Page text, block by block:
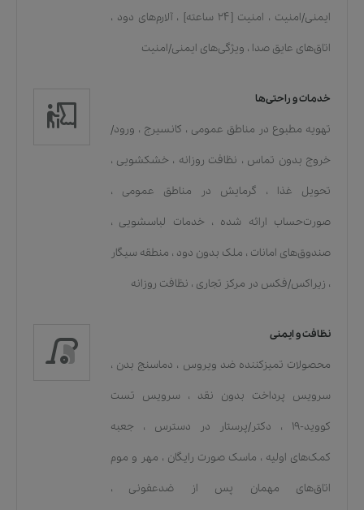
ایمنی/امنیت ، امنیت [۲۴ ساعته] ، آلارم‌های دود ،
اتاق‌های عایق صدا ، ویژگی‌های ایمنی/امنیت
خدمات و راحتی‌ها
تهویه مطبوع در مناطق عمومی ، کانسیرج ، ورود/
خروج بدون تماس ، نظافت روزانه ، خشکشویی ،
تحویل غذا ، گرمایش در مناطق عمومی ،
صورت‌حساب ارائه شده ، خدمات لباسشویی ،
صندوق‌های امانات ، ملک بدون دود ، منطقه سیگار
، زیراکس/فکس در مرکز تجاری ، نظافت روزانه
نظافت و ایمنی
محصولات تمیزکننده ضد ویروس ، دماسنج بدن ،
سرویس پرداخت بدون نقد ، سرویس تست
کووید-۱۹
، دکتر/پرستار در دسترس ،
جعبه
کمک‌های اولیه ، ماسک صورت رایگان ، مهر و موم
اتاق‌های مهمان پس از ضدعفونی ،